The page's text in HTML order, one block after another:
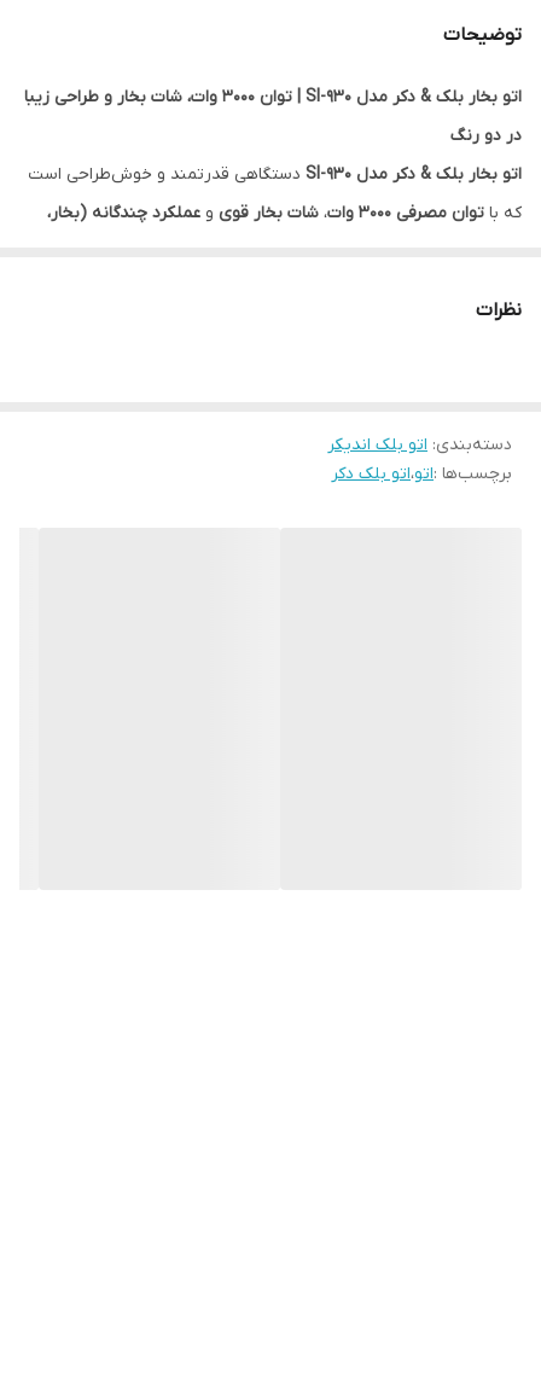
توضیحات
اتو بخار بلک & دکر مدل SI-930 | توان 3000 وات، شات بخار و طراحی زیبا
در دو رنگ
اتو بخار بلک & دکر مدل SI-930
دستگاهی قدرتمند و خوش‌طراحی است
که با توان مصرفی ۳۰۰۰ وات ، شات بخار قوی و عملکرد چندگانه (بخار،
گزینه‌های محبوب برای مصارف خانگی است.
شات بخار قدرتمندبرای از بین بردن چروک‌های عمیق
قابلیت بخاردهی، اسپری آب و اتوکشی خشک
نظرات
دسته‌بندی: اتو بلک اندیکر
برچسب‌ها :اتو،اتو بلک دکر